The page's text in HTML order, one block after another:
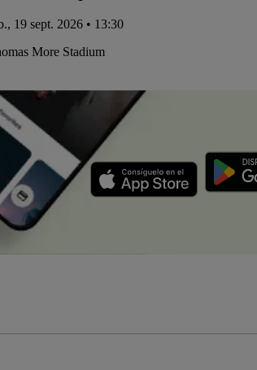
19 sept. 2026 • 13:30
More Stadium